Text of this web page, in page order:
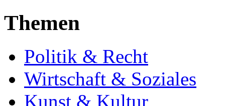
Themen
Politik & Recht
Wirtschaft & Soziales
Kunst & Kultur